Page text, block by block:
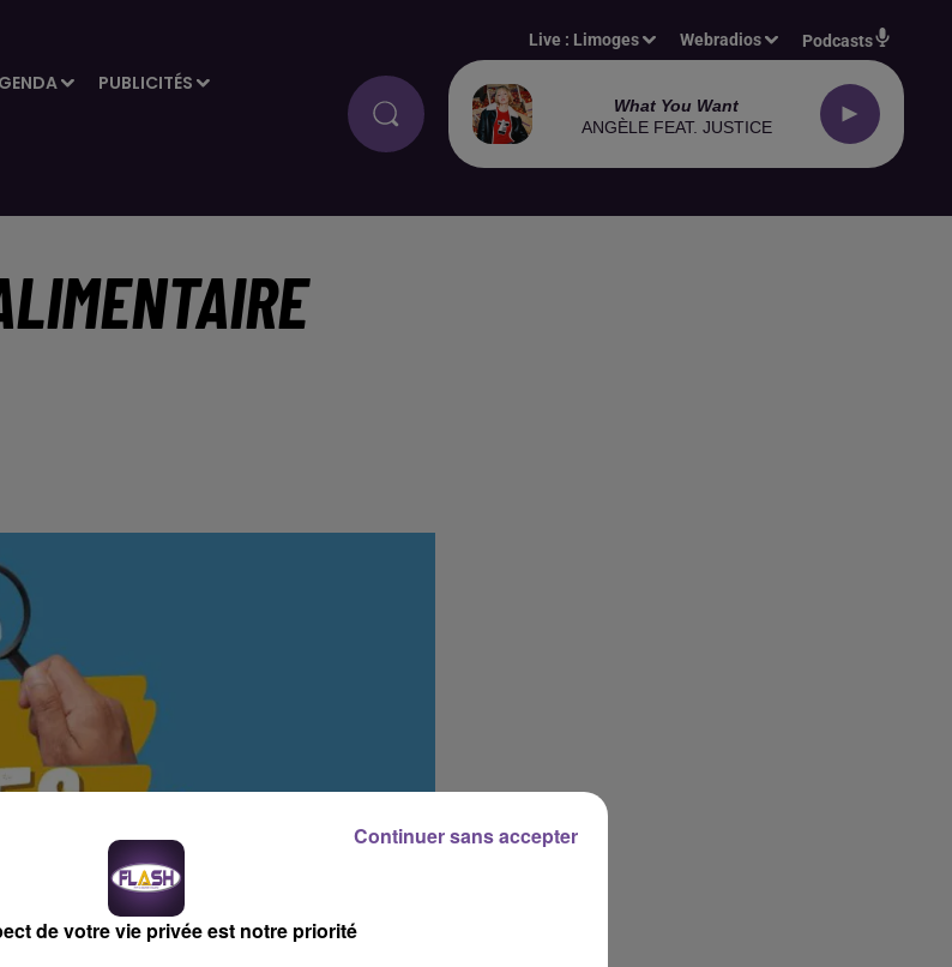
PUBLICITÉS
Live : Limoges Webradios Podcasts
What You Want
ANGÈLE FEAT. JUSTICE
de votre vie privée est notre priorité
Continuer sans accepter